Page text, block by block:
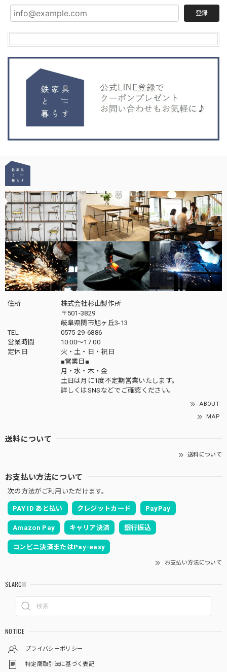
登録
住所
株式会社杉山製作所
〒501-3829
岐阜県関市旭ヶ丘3-13
TEL
0575-29-6886
営業時間
10:00～17:00
定休日
火・土・日・祝日
■営業日■
月・水・木・金
土日は月に1度不定期営業いたします。
詳しくはSNSなどでご確認ください。
ABOUT
MAP
送料について
送料について
お支払い方法について
次の方法がご利用いただけます。
PAY ID あと払い クレジットカード PayPay
Amazon Pay キャリア決済 銀行振込
コンビニ決済またはPay-easy
お支払い方法について
SEARCH
NOTICE
プライバシーポリシー
特定商取引法に基づく表記